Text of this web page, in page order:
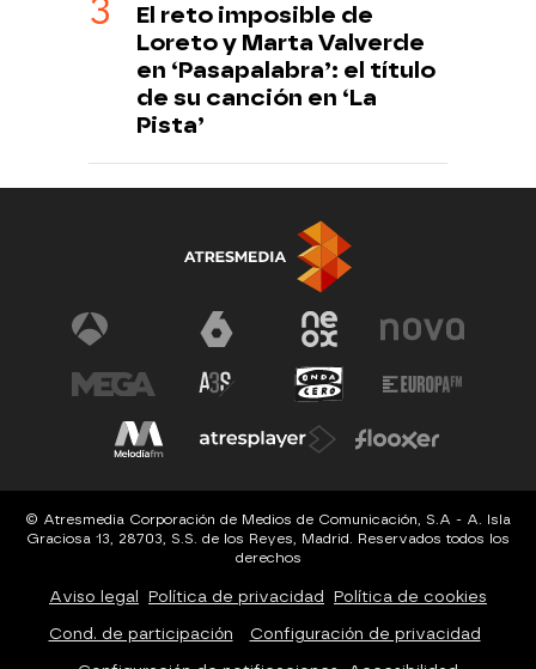
El reto imposible de
Loreto y Marta Valverde
en ‘Pasapalabra’: el título
de su canción en ‘La
Pista’
© Atresmedia Corporación de Medios de Comunicación, S.A - A. Isla
Graciosa 13, 28703, S.S. de los Reyes, Madrid. Reservados todos los
derechos
Aviso legal Política de privacidad Política de cookies
Cond. de participación Configuración de privacidad